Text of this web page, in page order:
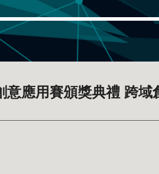
意應用賽頒獎典禮 跨